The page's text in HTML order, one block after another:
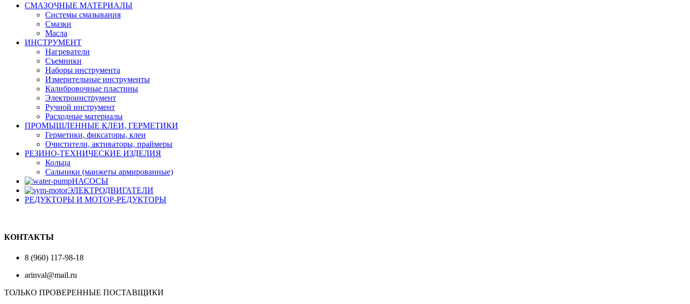
СМАЗОЧНЫЕ МАТЕРИАЛЫ
Системы смазывания
Смазки
Масла
ИНСТРУМЕНТ
Нагреватели
Съемники
Наборы инструмента
Измерительные инструменты
Калибровочные пластины
Электроинструмент
Ручной инструмент
Расходные материалы
ПРОМЫШЛЕННЫЕ КЛЕИ, ГЕРМЕТИКИ
Герметики, фиксаторы, клеи
Очистители, активаторы, праймеры
РЕЗИНО-ТЕХНИЧЕСКИЕ ИЗДЕЛИЯ
Кольца
Сальники (манжеты армированные)
НАСОСЫ
ЭЛЕКТРОДВИГАТЕЛИ
РЕДУКТОРЫ И МОТОР-РЕДУКТОРЫ
КОНТАКТЫ
8 (960) 117-98-18
arinval@mail.ru
ТОЛЬКО ПРОВЕРЕННЫЕ ПОСТАВЩИКИ